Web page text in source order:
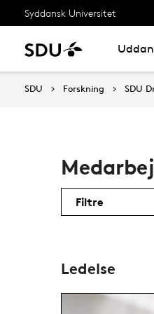
Syddansk Universitet
SDU Forskning SDU
Filtre
Ledelse